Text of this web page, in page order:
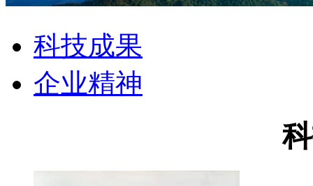
科技成果
企业精神